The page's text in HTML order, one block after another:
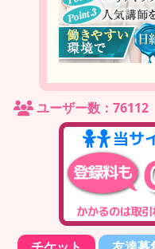
ユーザー数：76112